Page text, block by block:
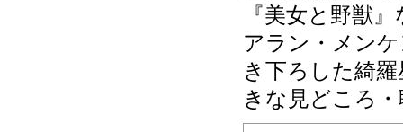
『美女と野獣
アラン・メン
き下ろした綺
きな見どころ